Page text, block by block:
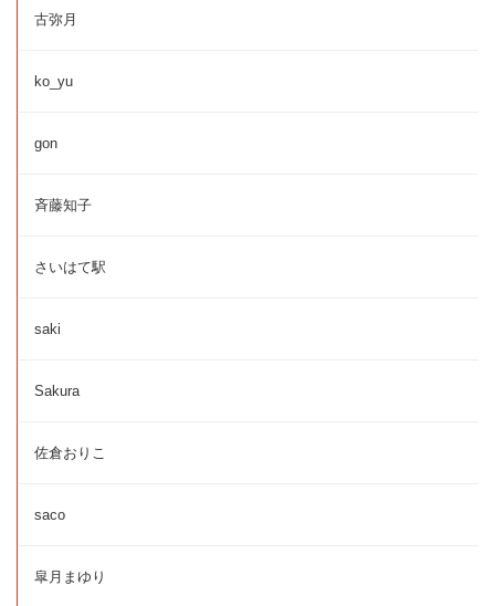
古弥月
ko_yu
gon
斉藤知子
さいはて駅
saki
Sakura
佐倉おりこ
saco
皐月まゆり